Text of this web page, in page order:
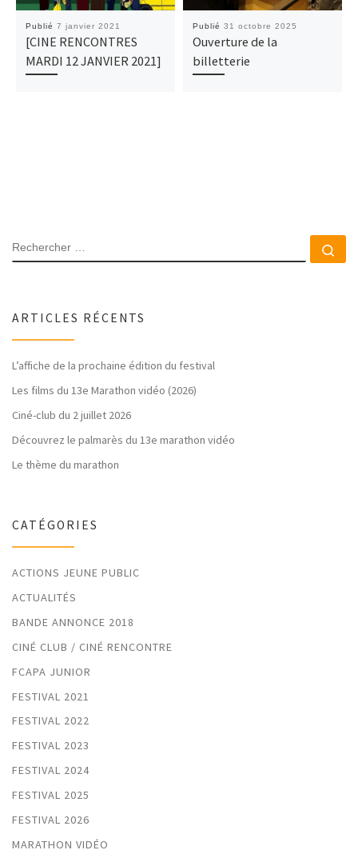
Publié 7 janvier 2021
[CINE RENCONTRES
MARDI 12 JANVIER 2021]
Publié 31 octobre 2025
Ouverture de la
billetterie
RECHERCHER
ARTICLES RÉCENTS
L’affiche de la prochaine édition du festival
Les films du 13e Marathon vidéo (2026)
Ciné-club du 2 juillet 2026
Découvrez le palmarès du 13e marathon vidéo
Le thème du marathon
CATÉGORIES
ACTIONS JEUNE PUBLIC
ACTUALITÉS
BANDE ANNONCE 2018
CINÉ CLUB / CINÉ RENCONTRE
FCAPA JUNIOR
FESTIVAL 2021
FESTIVAL 2022
FESTIVAL 2023
FESTIVAL 2024
FESTIVAL 2025
FESTIVAL 2026
MARATHON VIDÉO